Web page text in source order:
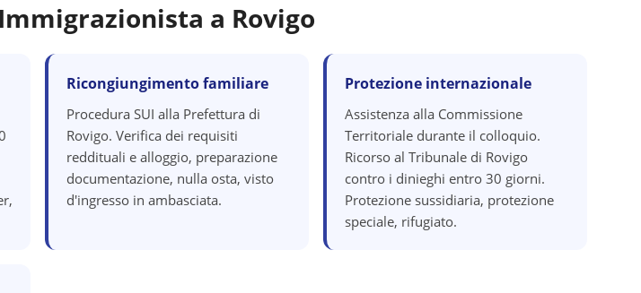
a Rovigo
Ricongiungimento familiare
Procedura SUI alla Prefettura di
Rovigo. Verifica dei requisiti
reddituali e alloggio, preparazione
documentazione, nulla osta, visto
d'ingresso in ambasciata.
Protezione internazionale
Assistenza alla Commissione
Territoriale durante il colloquio.
Ricorso al Tribunale di Rovigo
contro i dinieghi entro 30 giorni.
Protezione sussidiaria, protezione
speciale, rifugiato.